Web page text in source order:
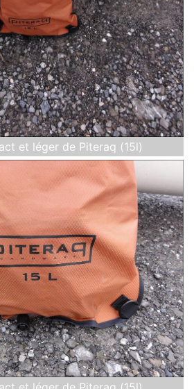
et léger de Piteraq (15l)